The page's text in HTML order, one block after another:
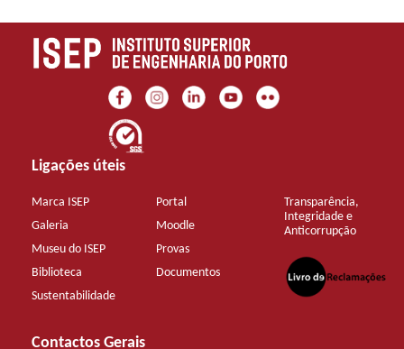
Ligações úteis
Marca ISEP
Galeria
Museu do ISEP
Biblioteca
Sustentabilidade
Portal
Moodle
Provas
Documentos
Transparência,
Integridade e
Anticorrupção
Contactos Gerais